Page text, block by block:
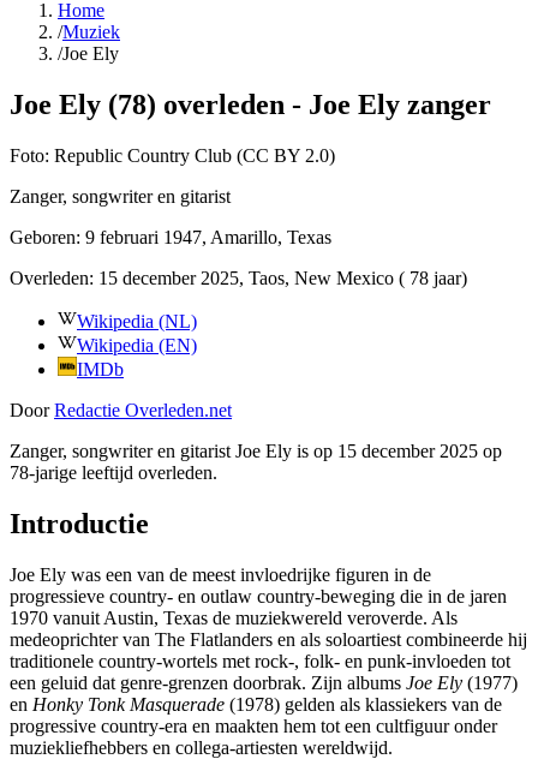
Home
/Muziek
/Joe Ely
Joe Ely (78) overleden - Joe Ely zanger
Foto: Republic Country Club (CC BY 2.0)
Zanger, songwriter en gitarist
Geboren: 9 februari 1947, Amarillo, Texas
Overleden: 15 december 2025, Taos, New Mexico ( 78 jaar)
Wikipedia (NL)
Wikipedia (EN)
IMDb
Door Redactie Overleden.net
Zanger, songwriter en gitarist Joe Ely is op 15 december 2025 op
78-jarige leeftijd overleden.
Introductie
Joe Ely was een van de meest invloedrijke figuren in de
progressieve country- en outlaw country-beweging die in de jaren
1970 vanuit Austin, Texas de muziekwereld veroverde. Als
medeoprichter van The Flatlanders en als soloartiest combineerde hij
traditionele country-wortels met rock-, folk- en punk-invloeden tot
een geluid dat genre-grenzen doorbrak. Zijn albums Joe Ely (1977)
en Honky Tonk Masquerade (1978) gelden als klassiekers van de
progressive country-era en maakten hem tot een cultfiguur onder
muziekliefhebbers en collega-artiesten wereldwijd.